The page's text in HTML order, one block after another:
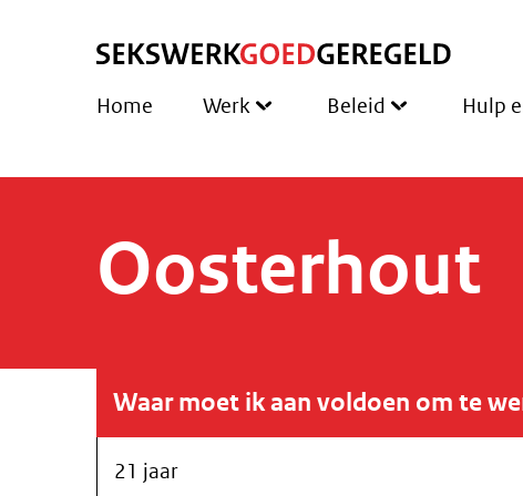
Home Werk Beleid Hulp
Oosterhout
Waar moet ik aan voldoen om te
21 jaar